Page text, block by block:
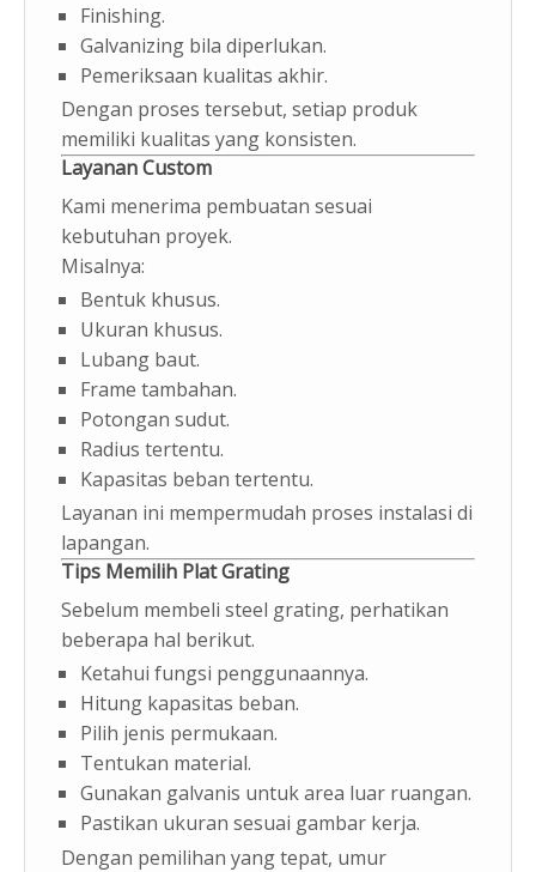
Finishing.
Galvanizing bila diperlukan.
Pemeriksaan kualitas akhir.
Dengan proses tersebut, setiap produk
memiliki kualitas yang konsisten.
Layanan Custom
Kami menerima pembuatan sesuai
kebutuhan proyek.
Misalnya:
Bentuk khusus.
Ukuran khusus.
Lubang baut.
Frame tambahan.
Potongan sudut.
Radius tertentu.
Kapasitas beban tertentu.
Layanan ini mempermudah proses instalasi di
lapangan.
Tips Memilih Plat Grating
Sebelum membeli steel grating, perhatikan
beberapa hal berikut.
Ketahui fungsi penggunaannya.
Hitung kapasitas beban.
Pilih jenis permukaan.
Tentukan material.
Gunakan galvanis untuk area luar ruangan.
Pastikan ukuran sesuai gambar kerja.
Dengan pemilihan yang tepat, umur